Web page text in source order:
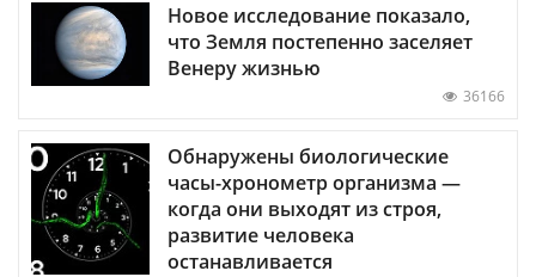
Новое исследование показало,
что Земля постепенно заселяет
Венеру жизнью
36166
Обнаружены биологические
часы-хронометр организма —
когда они выходят из строя,
развитие человека
останавливается